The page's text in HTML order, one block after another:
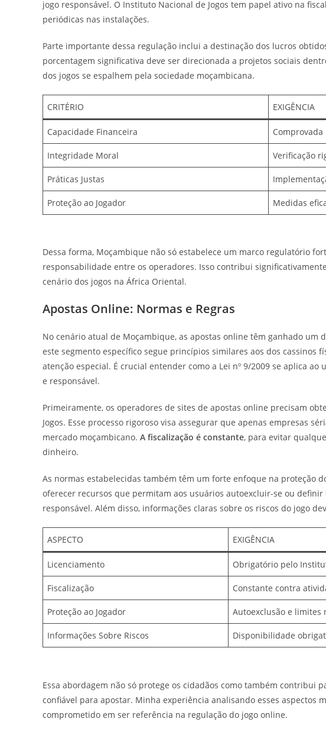
jogo responsável. O Instituto Nacional de Jogos tem papel ativo na
periódicas nas instalações.
Parte importante dessa regulação inclui a destinação dos lucros
porcentagem significativa deve ser direcionada a projetos sociais
dos jogos se espalhem pela sociedade moçambicana.
CRITÉRIO EXIGÊNCIA
Capacidade Financeira Comprovada
Integridade Moral Verificação
Práticas Justas
Proteção ao Jogador Medidas
Dessa forma, Moçambique não só estabelece um marco regulatório
responsabilidade entre os operadores. Isso contribui
cenário dos jogos na África Oriental.
Apostas Online: Normas e Regras
No cenário atual de Moçambique, as apostas online têm ganhado um
este segmento específico segue princípios similares aos dos cassinos
atenção especial. É crucial entender como a Lei nº 9/2009 se aplica
e responsável.
Primeiramente, os operadores de sites de apostas online precisam
Jogos. Esse processo rigoroso visa assegurar que apenas empresas
mercado moçambicano. A fiscalização é constante, para evitar
dinheiro.
As normas estabelecidas também têm um forte enfoque na proteção
oferecer recursos que permitam aos usuários autoexcluir-se ou
responsável. Além disso, informações claras sobre os riscos do jogo
ASPECTO EXIGÊNCIA
Licenciamento Obrigatório pelo
Fiscalização Constante contra
Proteção ao Jogador Autoexclusão e limites
Informações Sobre Riscos Disponibilidade
Essa abordagem não só protege os cidadãos como também contribui
confiável para apostar. Minha experiência analisando esses aspectos
comprometido em ser referência na regulação do jogo online.